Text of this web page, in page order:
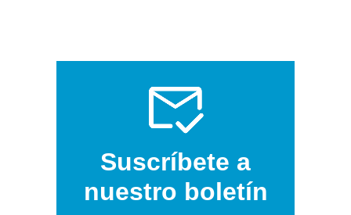
Suscríbete a
nuestro boletín